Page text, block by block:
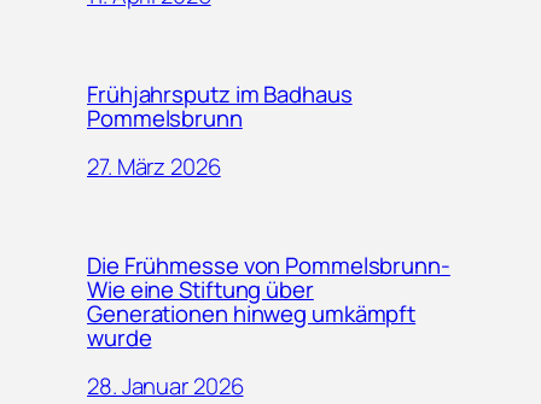
Frühjahrsputz im Badhaus
Pommelsbrunn
27. März 2026
Die Frühmesse von Pommelsbrunn-
Wie eine Stiftung über
Generationen hinweg umkämpft
wurde
28. Januar 2026